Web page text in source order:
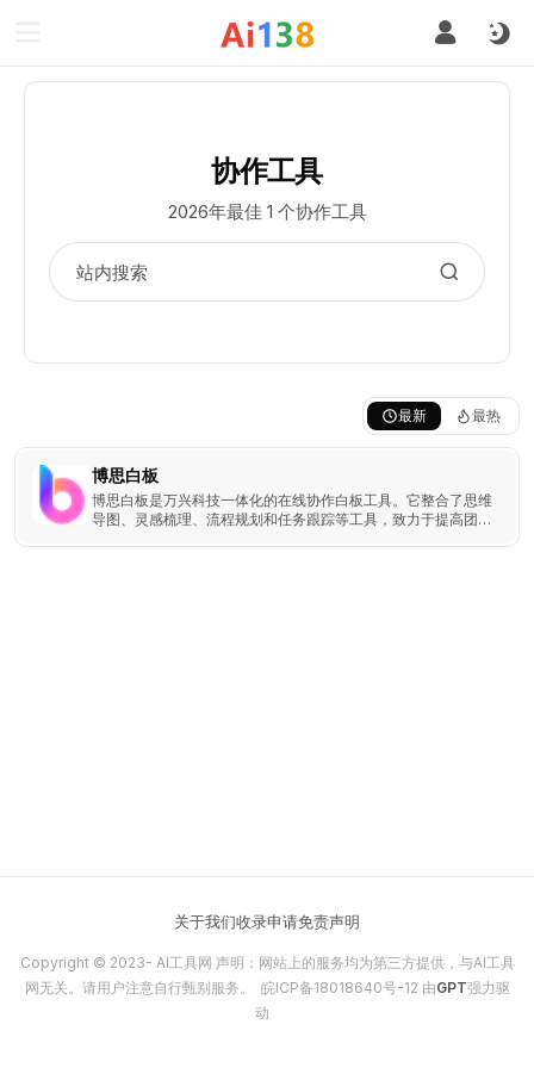
协作工具
2026年最佳 1 个协作工具
最新 最热
博思白板
博思白板是万兴科技一体化的在线协作白板工具。它整合了思维
导图、灵感梳理、流程规划和任务跟踪等工具，致力于提高团队
关于我们收录申请免责声明
Copyright © 2023- AI工具网 声明：网站上的服务均为第三方提供，与AI工具
网无关。请用户注意自行甄别服务。 皖ICP备18018640号-12 由GPT强力驱
动